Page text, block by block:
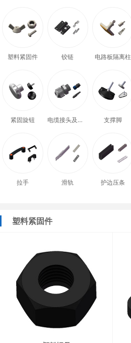
塑料紧固件 铰链 电路板隔离柱
紧固旋钮 电缆接头及配件 支撑脚
拉手 滑轨 护边压条
塑料紧固件